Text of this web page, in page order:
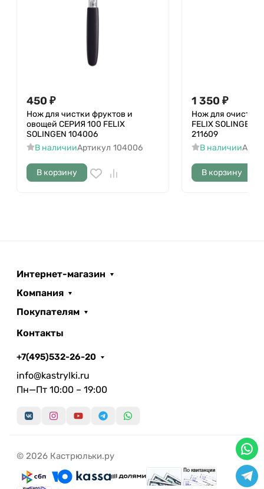
450 ₽
Нож для чистки фруктов и
овощей СЕРИЯ 100 FELIX
SOLINGEN 104006
В наличииАртикул 104006
В корзину
1 350 ₽
Нож для очистки
FELIX SOLINGEN
211609
В наличии
В корзину
Интернет-магазин
Компания
Покупателям
Контакты
+7(495)532-26-20
info@kastrylki.ru
Пн—Пт 10:00 – 19:00
© 2026 Кастрюльки.ру